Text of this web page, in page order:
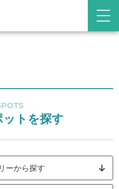
ットを探す
ーから探す